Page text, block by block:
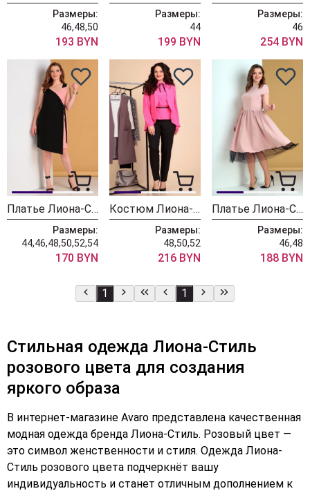
Размеры:
46,48,50
193 BYN
Размеры:
44
199 BYN
Размеры:
46
254 BYN
Платье Лиона-Стиль 703 черный с розовым
Размеры:
44,46,48,50,52,54
170 BYN
Костюм Лиона-Стиль 601
Размеры:
48,50,52
216 BYN
Платье Лиона-Стиль 688 пудра
Размеры:
46,48
188 BYN
1 1
Стильная одежда Лиона-Стиль
розового цвета для создания
яркого образа
В интернет-магазине Avaro представлена качественная
модная одежда бренда Лиона-Стиль. Розовый цвет —
это символ женственности и стиля. Одежда Лиона-
Стиль розового цвета подчеркнёт вашу
индивидуальность и станет отличным дополнением к